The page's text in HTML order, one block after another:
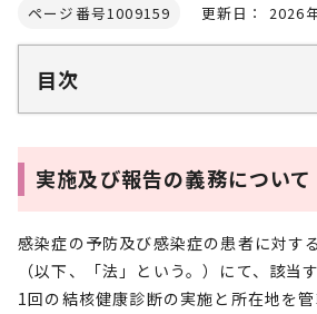
ページ番号1009159 更新日： 2026
目次
実施及び報告の義務について
感染症の予防及び感染症の患者に対す
（以下、「法」という。）にて、該当
1回の結核健康診断の実施と所在地を